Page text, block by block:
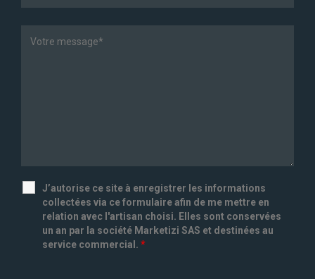
J’autorise ce site à enregistrer les informations
collectées via ce formulaire afin de me mettre en
relation avec l'artisan choisi. Elles sont conservées
un an par la société Marketizi SAS et destinées au
service commercial. *